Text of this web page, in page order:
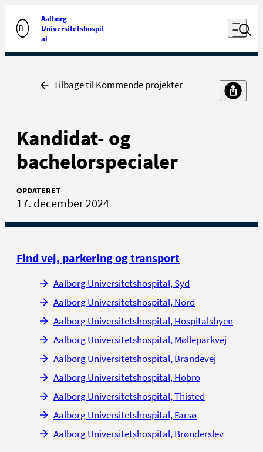
Gå til forsiden
Aalborg
Universitetshospit
al
Åben
Udfør søgning
Tilbage
Tilbage til Kommende projekter
Kandidat- og
bachelorspecialer
OPDATERET
17. december 2024
Find vej, parkering og transport
Aalborg Universitetshospital, Syd
Aalborg Universitetshospital, Nord
Aalborg Universitetshospital, Hospitalsbyen
Aalborg Universitetshospital, Mølleparkvej
Aalborg Universitetshospital, Brandevej
Aalborg Universitetshospital, Hobro
Aalborg Universitetshospital, Thisted
Aalborg Universitetshospital, Farsø
Aalborg Universitetshospital, Brønderslev